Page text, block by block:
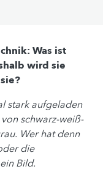
Was ist
wird sie
stark aufgeladen
schwarz-weiß-
Wer hat denn
die
Bild.